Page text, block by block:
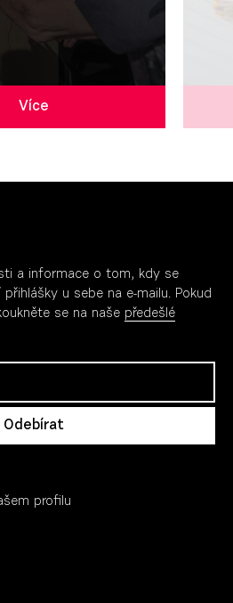
Více
a informace o tom, kdy se
u sebe na e-mailu. Pokud
se na naše předešlé
profilu